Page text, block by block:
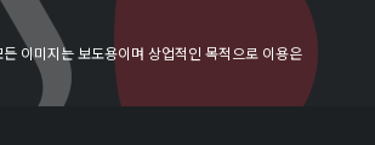
이미지는 보도용이며 상업적인 목적으로 이용은